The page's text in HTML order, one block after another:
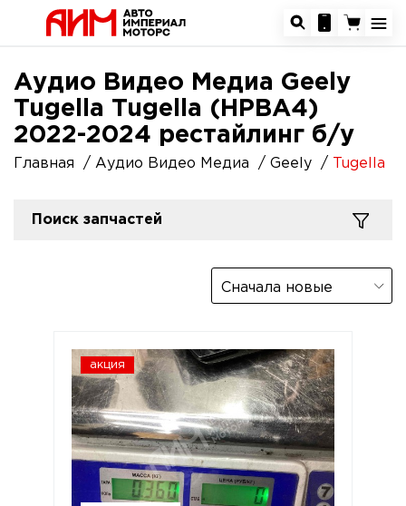
Аудио Видео Медиа Geely
Tugella Tugella (HPBA4)
2022-2024 рестайлинг б/у
Главная Аудио Видео Медиа Geely Tugella
Поиск запчастей
Сначала новые
акция